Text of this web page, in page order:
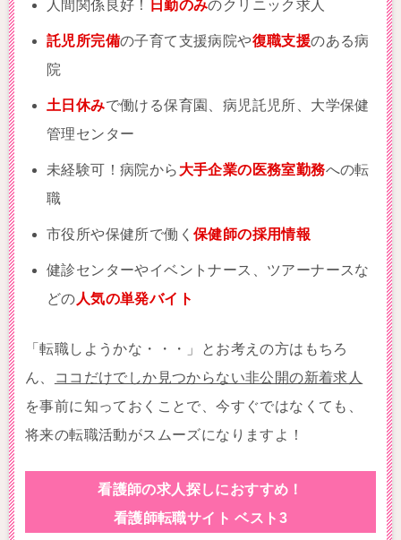
人間関係良好！ 日勤のみのクリニック求人
託児所完備の子育て支援病院や復職支援のある病
院
土日休みで働ける保育園、病児託児所、大学保健
管理センター
未経験可！病院から 大手企業の医務室勤務への転
職
市役所や保健所で働く 保健師の採用情報
健診センターやイベントナース、ツアーナースな
どの 人気の単発バイト
「転職しようかな・・・」とお考えの方はもちろ
ん、
ココだけでしか見つからない非公開の新着求人
を事前に知っておくことで、今すぐではなくても、
将来の転職活動がスムーズになりますよ！
看護師の求人探しにおすすめ！
看護師転職サイト ベスト3